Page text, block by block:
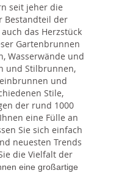
seit jeher die
Bestandteil der
das Herzstück
Gartenbrunnen
Wasserwände und
und Stilbrunnen,
und
Stile,
der rund 1000
eine Fülle an
Sie sich einfach
neuesten Trends
die Vielfalt der
eine großartige